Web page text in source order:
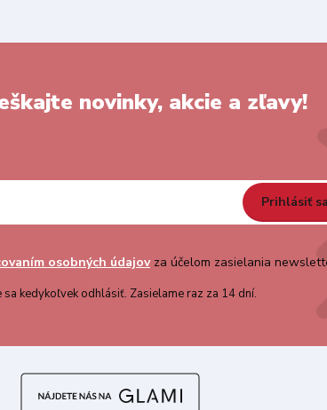
novinky, akcie a zľavy!
Prihlásiť sa
osobných údajovza účelom zasielania
sa kedykoľvek odhlásiť. Zasielame raz za 14 dní.